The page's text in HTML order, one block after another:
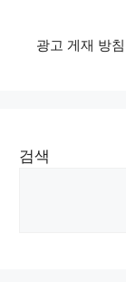
광고 게재 방
검색